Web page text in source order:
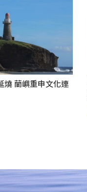
燒 蘭嶼重申文化連